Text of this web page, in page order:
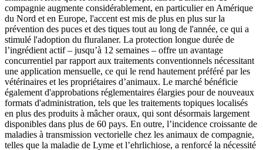
compagnie augmente considérablement, en particulier en Amérique
du Nord et en Europe, l'accent est mis de plus en plus sur la
prévention des puces et des tiques tout au long de l'année, ce qui a
stimulé l'adoption du fluralaner. La protection longue durée de
l’ingrédient actif – jusqu’à 12 semaines – offre un avantage
concurrentiel par rapport aux traitements conventionnels nécessitant
une application mensuelle, ce qui le rend hautement préféré par les
vétérinaires et les propriétaires d’animaux. Le marché bénéficie
également d'approbations réglementaires élargies pour de nouveaux
formats d'administration, tels que les traitements topiques localisés
en plus des produits à mâcher oraux, qui sont désormais largement
disponibles dans plus de 60 pays. En outre, l’incidence croissante de
maladies à transmission vectorielle chez les animaux de compagnie,
telles que la maladie de Lyme et l’ehrlichiose, a renforcé la nécessité